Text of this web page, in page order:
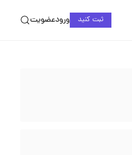
ثبت کنید ورودعضویت